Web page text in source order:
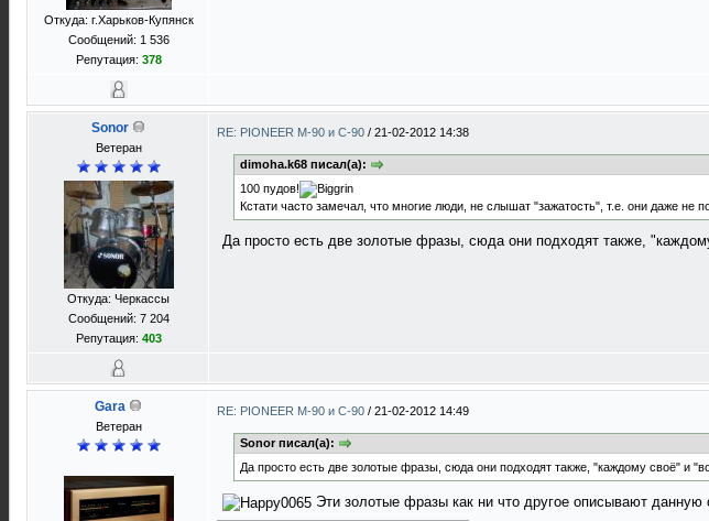
Откуда: г.Харьков-Купянск
Сообщений: 1 536
Репутация: 378
Sonor
Ветеран
Откуда: Черкассы
Сообщений: 7 204
Репутация: 403
RE: PIONEER M-90 и C-90 / 21-02-2012 14:38
dimoha.k68 писал(а):
100 пудов!
Кстати часто замечал, что многие люди, не слышат "зажатость", т.е. они даже не
Да просто есть две золотые фразы, сюда они подходят также,
Gara
Ветеран
RE: PIONEER M-90 и C-90 / 21-02-2012 14:49
Sonor писал(а):
Да просто есть две золотые фразы, сюда они подходят также, "каждому своё" и
Эти золотые фразы как ни что другое описывают данную